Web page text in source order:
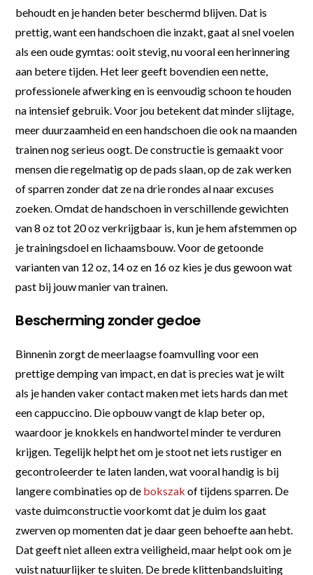
behoudt en je handen beter beschermd blijven. Dat is
prettig, want een handschoen die inzakt, gaat al snel voelen
als een oude gymtas: ooit stevig, nu vooral een herinnering
aan betere tijden. Het leer geeft bovendien een nette,
professionele afwerking en is eenvoudig schoon te houden
na intensief gebruik. Voor jou betekent dat minder slijtage,
meer duurzaamheid en een handschoen die ook na maanden
trainen nog serieus oogt. De constructie is gemaakt voor
mensen die regelmatig op de pads slaan, op de zak werken
of sparren zonder dat ze na drie rondes al naar excuses
zoeken. Omdat de handschoen in verschillende gewichten
van 8 oz tot 20 oz verkrijgbaar is, kun je hem afstemmen op
je trainingsdoel en lichaamsbouw. Voor de getoonde
varianten van 12 oz, 14 oz en 16 oz kies je dus gewoon wat
past bij jouw manier van trainen.
Bescherming zonder gedoe
Binnenin zorgt de meerlaagse foamvulling voor een
prettige demping van impact, en dat is precies wat je wilt
als je handen vaker contact maken met iets hards dan met
een cappuccino. Die opbouw vangt de klap beter op,
waardoor je knokkels en handwortel minder te verduren
krijgen. Tegelijk helpt het om je stoot net iets rustiger en
gecontroleerder te laten landen, wat vooral handig is bij
langere combinaties op de bokszak of tijdens sparren. De
vaste duimconstructie voorkomt dat je duim los gaat
zwerven op momenten dat je daar geen behoefte aan hebt.
Dat geeft niet alleen extra veiligheid, maar helpt ook om je
vuist natuurlijker te sluiten. De brede klittenbandsluiting